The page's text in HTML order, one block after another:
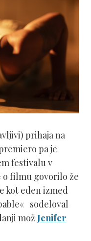
prihaja na
pa je
festivalu v
o filmu govorilo že
kot eden izmed
sodeloval
mož Jenifer